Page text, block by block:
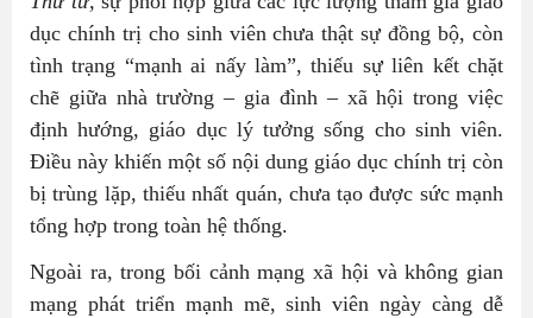
dục chính trị cho sinh viên chưa thật sự đồng bộ, còn
tình trạng “mạnh ai nấy làm”, thiếu sự liên kết chặt
chẽ giữa nhà trường – gia đình – xã hội trong việc
định hướng, giáo dục lý tưởng sống cho sinh viên.
Điều này khiến một số nội dung giáo dục chính trị còn
bị trùng lặp, thiếu nhất quán, chưa tạo được sức mạnh
tổng hợp trong toàn hệ thống.
Ngoài ra, trong bối cảnh mạng xã hội và không gian
mạng phát triển mạnh mẽ, sinh viên ngày càng dễ